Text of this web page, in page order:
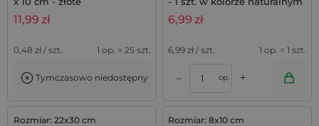
11,99 zł
0,48 zł / szt. 1 op. = 25 szt.
Tymczasowo niedostępny
6,99 zł
6,99 zł / szt. 1 op. = 1 szt.
– op. +
Rozmiar: 22x30 cm
Rozmiar: 8x10 cm